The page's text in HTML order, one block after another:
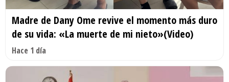
Madre de Dany Ome revive el momento más duro
de su vida: «La muerte de mi nieto»(Video)
Hace 1 día